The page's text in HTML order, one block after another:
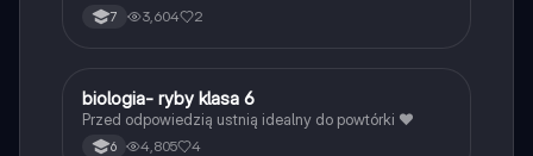
7 3,604 2
BBiologia
biologia- ryby klasa 6
Przed odpowiedzią ustnią idealny do powtórki ❤️
6 4,805 4